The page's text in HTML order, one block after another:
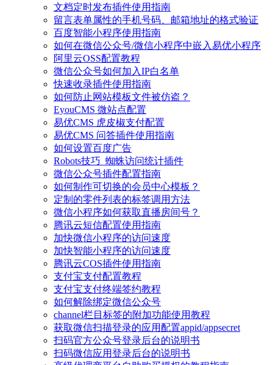
文档定时发布插件使用指南
留言表单属性的手机号码、邮箱地址的格式验证
百度智能小程序使用指南
如何在微信公众号/微信小程序中嵌入易优小程序
阿里云OSS配置教程
微信公众号如何加入IP白名单
快速收录插件使用指南
如何防止网站模板文件被仿盗？
EyouCMS 微站点配置
易优CMS 虎皮椒支付配置
易优CMS 问答插件使用指南
如何设置百度广告
Robots技巧_蜘蛛访问统计插件
微信公众号插件配置指南
如何制作可切换的会员中心模板？
定制的零件列表的标签调用方法
微信小程序如何获取直播房间号？
腾讯云短信配置使用指南
加快微信小程序的访问速度
加快智能小程序的访问速度
腾讯云COS插件使用指南
支付宝支付配置教程
支付宝支付终端签约教程
如何解除绑定微信公众号
channel栏目标签的附加功能使用教程
获取微信扫描登录的应用配置appid/appsecret
扫码官方公众号登录后台的说明书
扫码微信应用登录后台的说明书